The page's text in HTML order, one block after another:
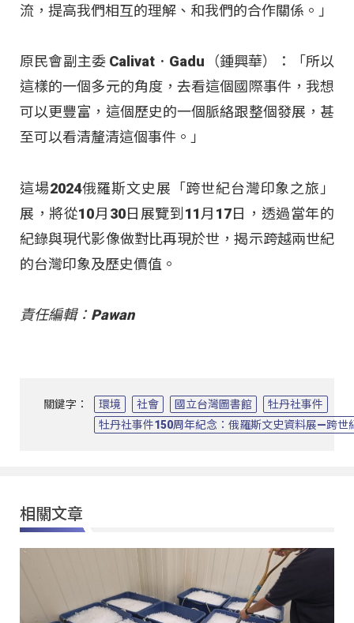
流，提高我們相互的理解、和我們的合作關係。」
原民會副主委 Calivat．Gadu（鍾興華）：「所以
這樣的一個多元的角度，去看這個國際事件，我想
可以更豐富，這個歷史的一個脈絡跟整個發展，甚
至可以看清釐清這個事件。」
這場2024俄羅斯文史展「跨世紀台灣印象之旅」
展，將從10月30日展覽到11月17日，透過當年的
紀錄與現代影像做對比再現於世，揭示跨越兩世紀
的台灣印象及歷史價值。
責任編輯：Pawan
關鍵字： 環境 社會 國立台灣圖書館
牡丹社事件
牡丹社事件150周年紀念：俄羅斯文史資料展—跨世
相關文章